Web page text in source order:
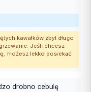
kawałków zbyt długo
Jeśli chcesz
możesz lekko posiekać
drobno cebulę